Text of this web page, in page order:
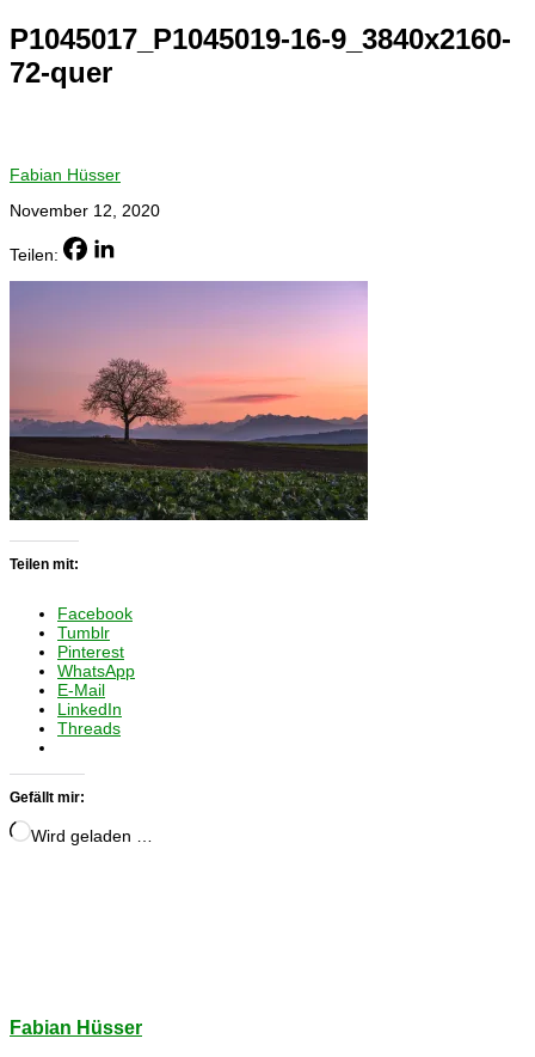
P1045017_P1045019-16-9_3840x2160-
72-quer
Fabian Hüsser
November 12, 2020
Teilen:
Teilen mit:
Facebook
Tumblr
Pinterest
WhatsApp
E-Mail
LinkedIn
Threads
Gefällt mir:
Wird geladen …
Fabian Hüsser